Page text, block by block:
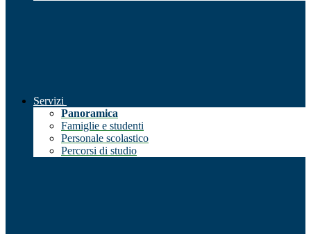
Servizi
Panoramica
Famiglie e studenti
Personale scolastico
Percorsi di studio